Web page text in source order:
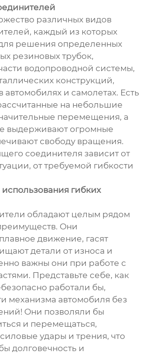
различных видов
каждый из которых
решения определенных
резиновых трубок,
водопроводной системы,
конструкций,
автомобилях и самолетах. Есть
на небольшие
перемещения, а
выдерживают огромные
свободу вращения.
соединителя зависит от
от требуемой гибкости
гибких
обладают целым рядом
Они
движение, гасят
детали от износа и
важны они при работе с
Представьте себе, как
работали бы,
механизма автомобиля без
Они позволяли бы
и перемещаться,
удары и трения, что
долговечность и